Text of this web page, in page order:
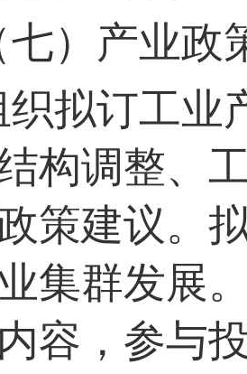
七）产业
织拟订工业
构调整、
策建议。
集群发展
容，参与